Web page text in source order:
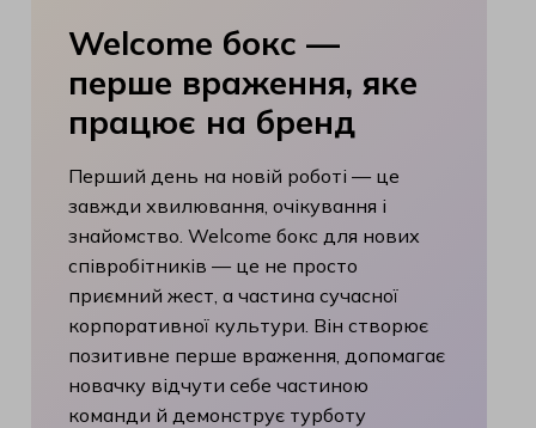
Welcome бокс —
перше враження, яке
працює на бренд
Перший день на новій роботі — це
завжди хвилювання, очікування і
знайомство. Welcome бокс для нових
співробітників — це не просто
приємний жест, а частина сучасної
корпоративної культури. Він створює
позитивне перше враження, допомагає
новачку відчути себе частиною
команди й демонструє турботу